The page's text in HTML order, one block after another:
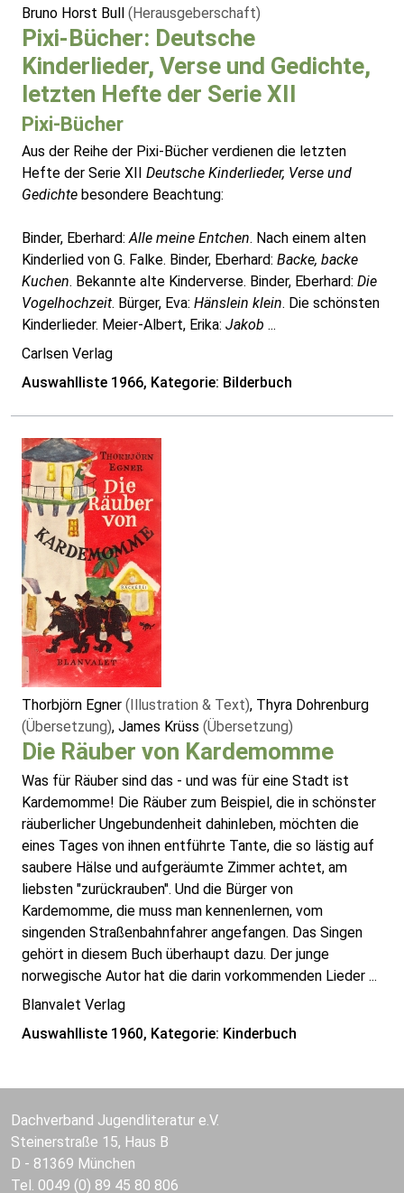
Bruno Horst Bull (Herausgeberschaft)
Pixi-Bücher: Deutsche
Kinderlieder, Verse und Gedichte,
letzten Hefte der Serie XII
Pixi-Bücher
Aus der Reihe der Pixi-Bücher verdienen die letzten
Hefte der Serie XII Deutsche Kinderlieder, Verse und
Gedichte besondere Beachtung:
Binder, Eberhard:Alle meine Entchen. Nach einem alten
Kinderlied von G. Falke. Binder, Eberhard: Backe, backe
Kuchen. Bekannte alte Kinderverse. Binder, Eberhard: Die
Vogelhochzeit. Bürger, Eva: Hänslein klein. Die schönsten
Kinderlieder. Meier-Albert, Erika: Jakob ...
Carlsen Verlag
Auswahlliste 1966, Kategorie: Bilderbuch
Thorbjörn Egner (Illustration & Text), Thyra Dohrenburg
(Übersetzung), James Krüss (Übersetzung)
Die Räuber von Kardemomme
Was für Räuber sind das - und was für eine Stadt ist
Kardemomme! Die Räuber zum Beispiel, die in schönster
räuberlicher Ungebundenheit dahinleben, möchten die
eines Tages von ihnen entführte Tante, die so lästig auf
saubere Hälse und aufgeräumte Zimmer achtet, am
liebsten "zurückrauben". Und die Bürger von
Kardemomme, die muss man kennenlernen, vom
singenden Straßenbahnfahrer angefangen. Das Singen
gehört in diesem Buch überhaupt dazu. Der junge
norwegische Autor hat die darin vorkommenden Lieder ...
Blanvalet Verlag
Auswahlliste 1960, Kategorie: Kinderbuch
Dachverband Jugendliteratur e.V.
Steinerstraße 15, Haus B
D - 81369 München
Tel. 0049 (0) 89 45 80 806